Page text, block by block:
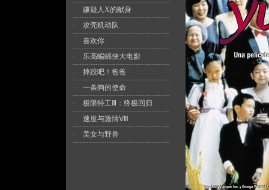
·
嫌疑人X的献身
·
攻壳机动队
·
喜欢你
·
乐高蝙蝠侠大电影
·
摔跤吧！爸爸
·
一条狗的使命
·
极限特工Ⅲ：终极回归
·
速度与激情Ⅷ
·
美女与野兽